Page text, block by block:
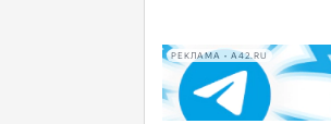
РЕКЛАМА • A42.RU